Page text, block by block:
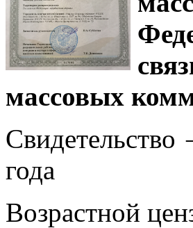
массовых
Свидетельство
года
Возрастной